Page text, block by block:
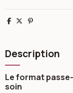
Partager
TweetPinterest
Description
Le format
soin